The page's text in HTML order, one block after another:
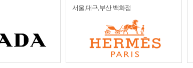
서울,대구,부산 백화점